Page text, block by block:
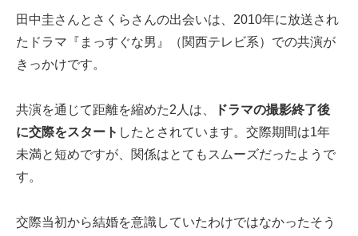
田中圭さんとさくらさんの出会いは、2010年に放送され
たドラマ『まっすぐな男』（関西テレビ系）での共演が
きっかけです。
共演を通じて距離を縮めた2人は、
ドラマの撮影終了後
に交際をスタート したとされています。交際期間は1年
未満と短めですが、関係はとてもスムーズだったようで
す。
交際当初から結婚を意識していたわけではなかったそう